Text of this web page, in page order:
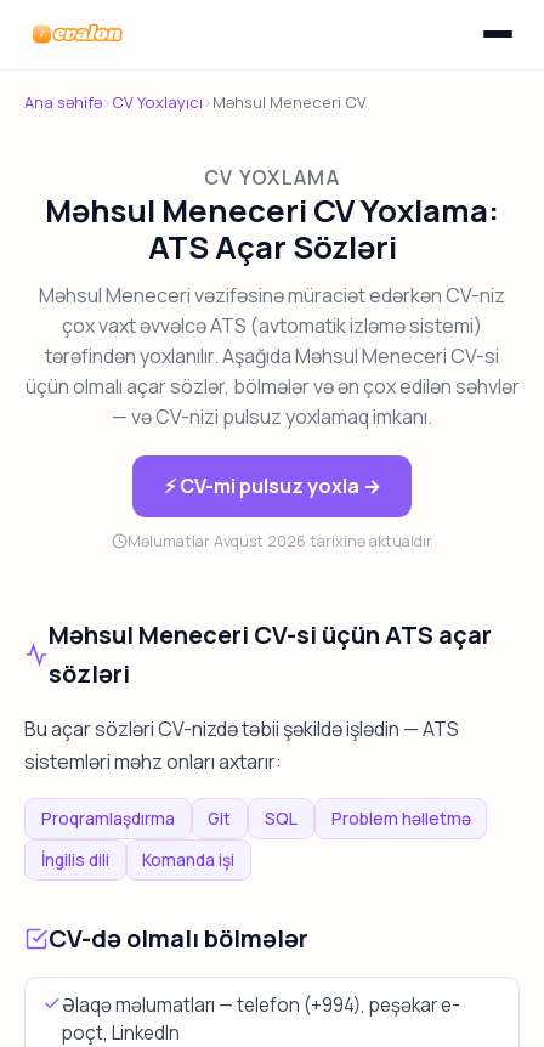
Evalon
Ana səhifə›CV Yoxlayıcı ›Məhsul Meneceri CV
CV YOXLAMA
Məhsul Meneceri CV Yoxlama:
ATS Açar Sözləri
Məhsul Meneceri vəzifəsinə müraciət edərkən CV-niz
çox vaxt əvvəlcə ATS (avtomatik izləmə sistemi)
tərəfindən yoxlanılır. Aşağıda Məhsul Meneceri CV-si
üçün olmalı açar sözlər, bölmələr və ən çox edilən səhvlər
— və CV-nizi pulsuz yoxlamaq imkanı.
⚡ CV-mi pulsuz yoxla →
Məlumatlar Avqust 2026 tarixinə aktualdır
Məhsul Meneceri CV-si üçün ATS açar
sözləri
Bu açar sözləri CV-nizdə təbii şəkildə işlədin — ATS
sistemləri məhz onları axtarır:
Proqramlaşdırma Git SQL
Problem həlletmə
İngilis dili
Komanda işi
CV-də olmalı bölmələr
Əlaqə məlumatları — telefon (+994), peşəkar e-
poçt, LinkedIn